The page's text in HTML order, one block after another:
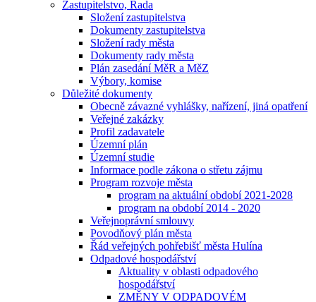
Zastupitelstvo, Rada
Složení zastupitelstva
Dokumenty zastupitelstva
Složení rady města
Dokumenty rady města
Plán zasedání MěR a MěZ
Výbory, komise
Důležité dokumenty
Obecně závazné vyhlášky, nařízení, jiná opatření
Veřejné zakázky
Profil zadavatele
Územní plán
Územní studie
Informace podle zákona o střetu zájmu
Program rozvoje města
program na aktuální období 2021-2028
program na období 2014 - 2020
Veřejnoprávní smlouvy
Povodňový plán města
Řád veřejných pohřebišť města Hulína
Odpadové hospodářství
Aktuality v oblasti odpadového
hospodářství
ZMĚNY V ODPADOVÉM